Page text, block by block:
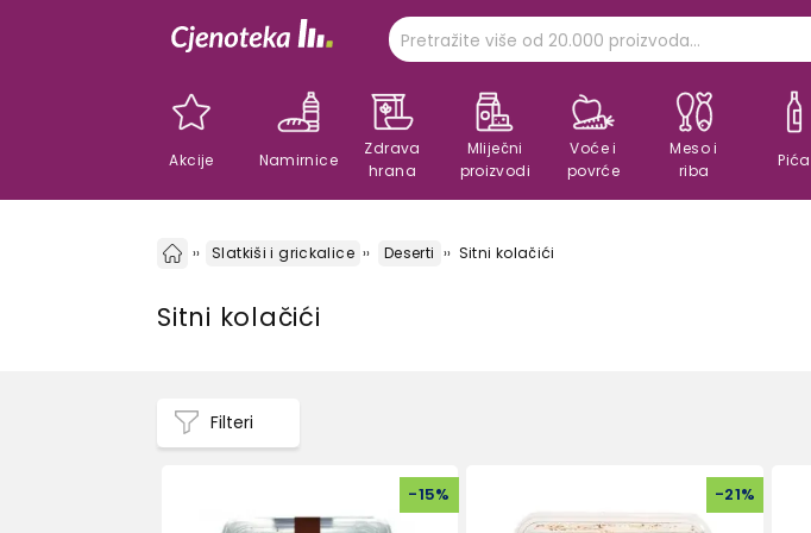
Akcije Namirnice
Zdrava
hrana
Mliječni
proizvodi
Voće i
povrće
Meso i
riba
Pića
Slatkiši i grickalice Deserti Sitni kolačići
Sitni kolačići
Filteri
-15% -21%